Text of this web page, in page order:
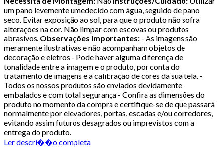
um pano levemente umedecido com água, seguido de pano
seco. Evitar exposição ao sol, para que o produto não sofra
alterações na cor. Não limpar com escovas ou produtos
abrasivos. Observações Importantes: - As imagens são
meramente ilustrativas e não acompanham objetos de
decoração e eletros - Pode haver alguma diferença de
tonalidade entre a imagem e o produto, por conta do
tratamento de imagens e a calibração de cores da sua tela. -
Todos os nossos produtos são enviados devidamente
embalados e com total segurança - Confira as dimensões do
produto no momento da compra e certifique-se de que passará
normalmente por elevadores, portas, escadas e/ou corredores,
evitando assim futuros desagrados ou imprevistos com a
entrega do produto.
Ler descri��o completa